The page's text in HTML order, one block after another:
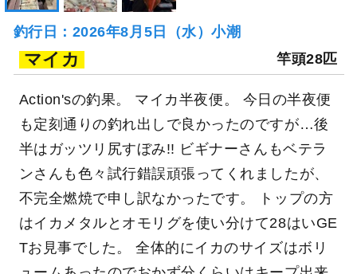
釣行日：2026年8月5日（水）小潮
マイカ 竿頭28匹
Action'sの釣果。 マイカ半夜便。 今日の半夜便
も定刻通りの釣れ出しで良かったのですが…後
半はガッツリ尻すぼみ!! ビギナーさんもベテラ
ンさんも色々試行錯誤頑張ってくれましたが、
不完全燃焼で申し訳なかったです。 トップの方
はイカメタルとオモリグを使い分けて28はいGE
Tお見事でした。 全体的にイカのサイズはボリ